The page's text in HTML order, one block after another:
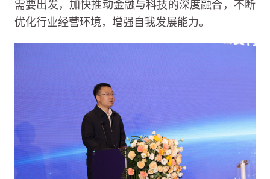
需要出发，加快推动金融与科技的深度融合，不断
优化行业经营环境，增强自我发展能力。